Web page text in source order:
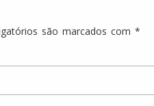
são marcados com *